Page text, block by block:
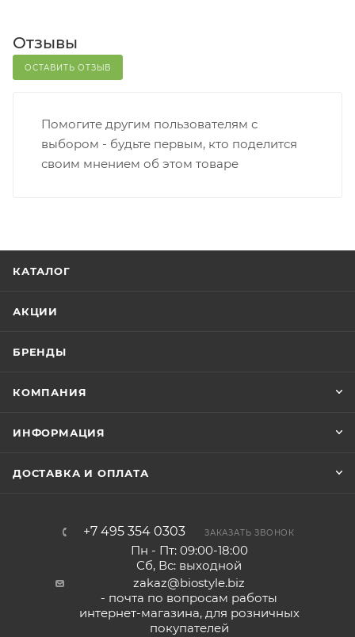
Отзывы
ОСТАВИТЬ ОТЗЫВ
Помогите другим пользователям с
выбором - будьте первым, кто поделится
своим мнением об этом товаре
КАТАЛОГ
АКЦИИ
БРЕНДЫ
КОМПАНИЯ
ИНФОРМАЦИЯ
ДОСТАВКА И ОПЛАТА
+7 495 354 0303 ЗАКАЗАТЬ ЗВОНОК
Пн - Пт: 09:00-18:00
Сб, Вс: выходной
zakaz@biostyle.biz
- почта по вопросам работы
интернет-магазина, для розничных
покупателей